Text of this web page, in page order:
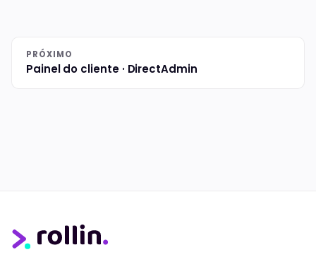
PRÓXIMO
Painel do cliente · DirectAdmin